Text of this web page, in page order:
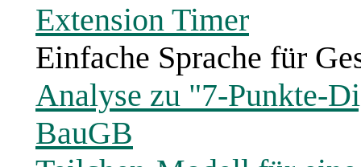
Extension Timer
Einfache Sprache für
Analyse zu "7-Punkte-
BauGB